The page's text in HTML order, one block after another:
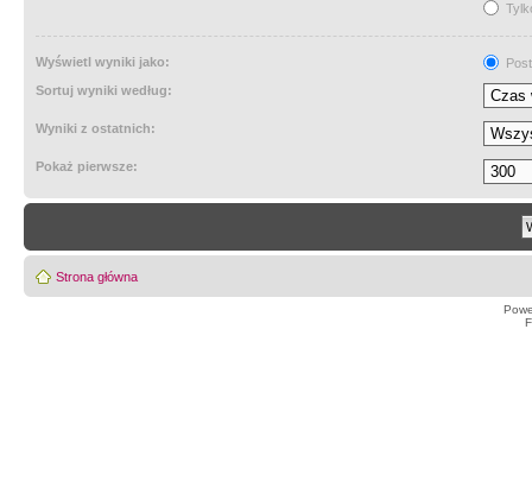
Wyświetl wyniki jako:
Sortuj wyniki według:
Wyniki z ostatnich:
Pokaż pierwsze:
Strona główna